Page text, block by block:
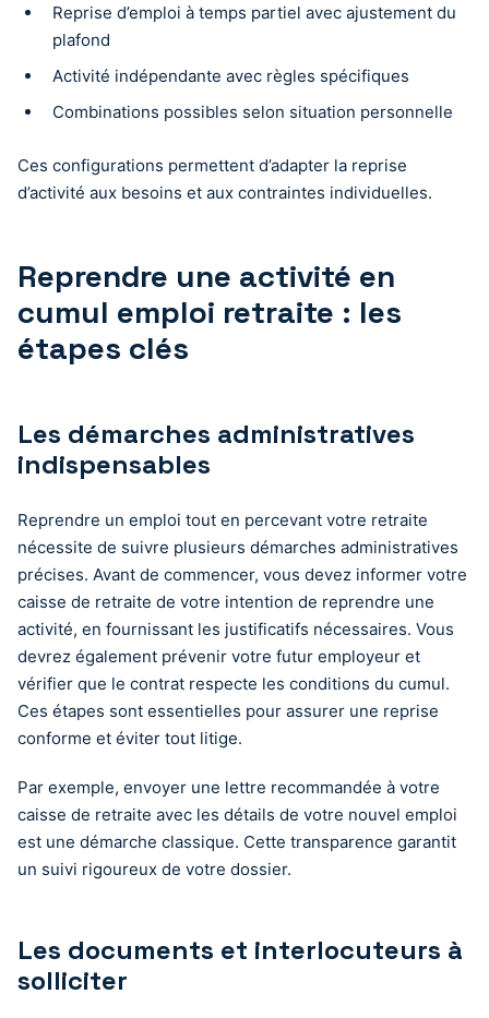
Reprise d’emploi à temps partiel avec ajustement du
plafond
Activité indépendante avec règles spécifiques
Combinations possibles selon situation personnelle
Ces configurations permettent d’adapter la reprise
d’activité aux besoins et aux contraintes individuelles.
Reprendre une activité en
cumul emploi retraite : les
étapes clés
Les démarches administratives
indispensables
Reprendre un emploi tout en percevant votre retraite
nécessite de suivre plusieurs démarches administratives
précises. Avant de commencer, vous devez informer votre
caisse de retraite de votre intention de reprendre une
activité, en fournissant les justificatifs nécessaires. Vous
devrez également prévenir votre futur employeur et
vérifier que le contrat respecte les conditions du cumul.
Ces étapes sont essentielles pour assurer une reprise
conforme et éviter tout litige.
Par exemple, envoyer une lettre recommandée à votre
caisse de retraite avec les détails de votre nouvel emploi
est une démarche classique. Cette transparence garantit
un suivi rigoureux de votre dossier.
Les documents et interlocuteurs à
solliciter